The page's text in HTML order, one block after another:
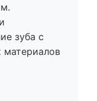
зуба с